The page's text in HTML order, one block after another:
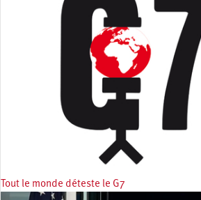
Tout le monde déteste le G7